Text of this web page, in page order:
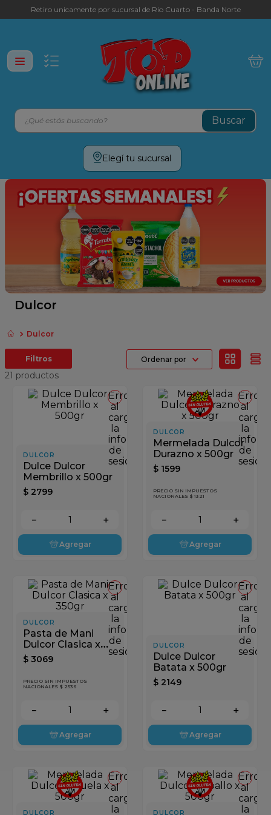
Retiro unicamente por sucursal de Rio Cuarto - Banda Norte
¿Qué estás buscando?
Elegí tu sucursal
Dulcor
Dulcor
Ordenar por
21 productos
Error
al
cargar
la
información
de
sesión
DULCOR
Dulce Dulcor
Membrillo x 500gr
$ 2799
＋
－
Agregar
Error
al
cargar
la
de
sesión
DULCOR
Mermelada Dulcor
Durazno x 500gr
$ 1599
PRECIO SIN IMPUESTOS
NACIONALES $ 1321
＋
－
Agregar
Error
al
cargar
la
información
de
sesión
DULCOR
Pasta de Mani
Dulcor Clasica x
350gr
$ 3069
PRECIO SIN IMPUESTOS
NACIONALES $ 2536
＋
－
Agregar
Error
al
cargar
la
de
sesión
DULCOR
Dulce Dulcor
Batata x 500gr
$ 2149
＋
－
Agregar
Error
al
cargar
la
DULCOR
Error
al
cargar
la
DULCOR
Términos más buscados
yerba
galletitas
queso
dulce leche